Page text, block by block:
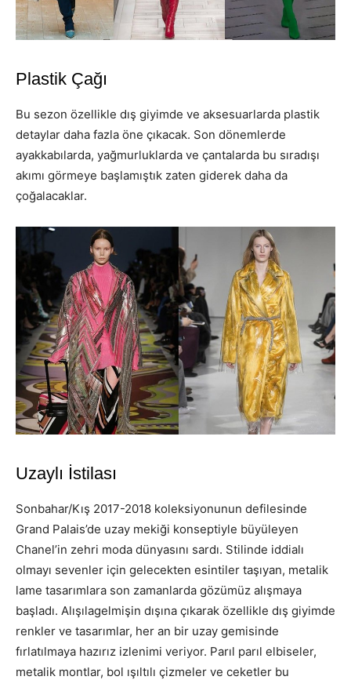
Plastik Çağı
Bu sezon özellikle dış giyimde ve aksesuarlarda plastik
detaylar daha fazla öne çıkacak. Son dönemlerde
ayakkabılarda, yağmurluklarda ve çantalarda bu sıradışı
akımı görmeye başlamıştık zaten giderek daha da
çoğalacaklar.
Uzaylı İstilası
Sonbahar/Kış 2017-2018 koleksiyonunun defilesinde
Grand Palais’de uzay mekiği konseptiyle büyüleyen
Chanel’in zehri moda dünyasını sardı. Stilinde iddialı
olmayı sevenler için gelecekten esintiler taşıyan, metalik
lame tasarımlara son zamanlarda gözümüz alışmaya
başladı. Alışılagelmişin dışına çıkarak özellikle dış giyimde
renkler ve tasarımlar, her an bir uzay gemisinde
fırlatılmaya hazırız izlenimi veriyor. Parıl parıl elbiseler,
metalik montlar, bol ışıltılı çizmeler ve ceketler bu